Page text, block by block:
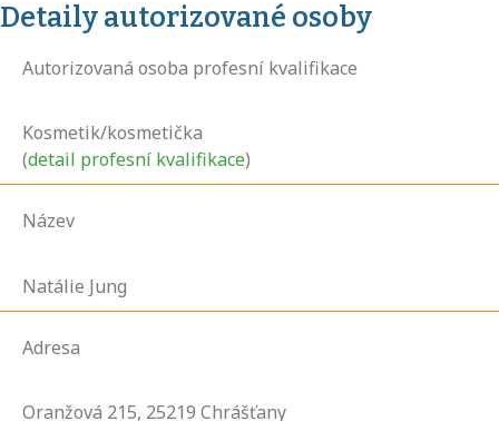
Detaily autorizované osoby
Autorizovaná osoba profesní kvalifikace
Kosmetik/kosmetička
(detail profesní kvalifikace)
Název
Natálie Jung
Adresa
Oranžová 215, 25219 Chrášťany